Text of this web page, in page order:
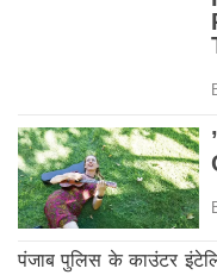
पंजाब पुलिस के काउंटर